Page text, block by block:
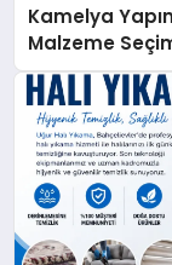
Kamelya
Malzeme